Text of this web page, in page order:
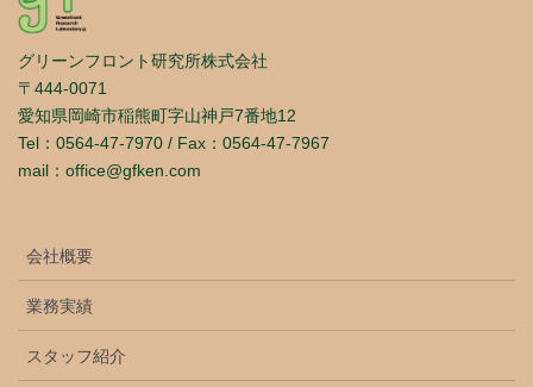
グリーンフロント研究所株式会社
〒444-0071
愛知県岡崎市稲熊町字山神戸7番地12
Tel：0564-47-7970 / Fax：0564-47-7967
mail：office@gfken.com
会社概要
業務実績
スタッフ紹介